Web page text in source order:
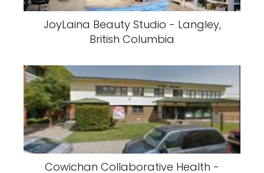
JoyLaina Beauty Studio - Langley,
British Columbia
Cowichan Collaborative Health -